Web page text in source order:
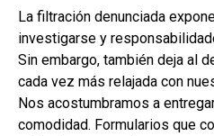
La filtración denunciada
investigarse y
Sin embargo, también deja al
cada vez más relajada con
Nos acostumbramos a
comodidad. Formularios que